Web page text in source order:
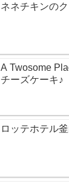
ネネチキンの
A Twosome
チーズケーキ♪
ロッテホテル釜